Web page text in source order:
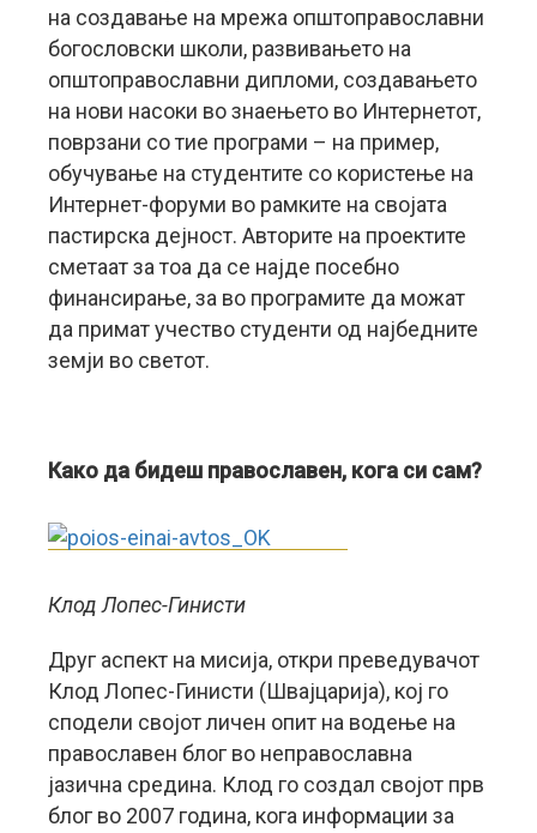
на создавање на мрежа општоправославни
богословски школи, развивањето на
општоправославни дипломи, создавањето
на нови насоки во знаењето во Интернетот,
поврзани со тие програми – на пример,
обучување на студентите со користење на
Интернет-форуми во рамките на својата
пастирска дејност. Авторите на проектите
сметаат за тоа да се најде посебно
финансирање, за во програмите да можат
да примат учество студенти од најбедните
земји во светот.
Како да бидеш православен, кога си сам?
Клод Лопес-Гинисти
Друг аспект на мисија, откри преведувачот
Клод Лопес-Гинисти (Швајцарија), кој го
сподели својот личен опит на водење на
православен блог во неправославна
јазична средина. Клод го создал својот прв
блог во 2007 година, кога информации за